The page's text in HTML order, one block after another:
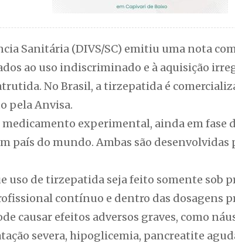
Sanitária (DIVS/SC) emitiu uma nota
ao uso indiscriminado e à aquisição
No Brasil, a tirzepatida é
pela Anvisa.
medicamento experimental, ainda em fase
país do mundo. Ambas são
uso de tirzepatida seja feito somente sob
contínuo e dentro das dosagens
causar efeitos adversos graves, como
severa, hipoglicemia, pancreatite